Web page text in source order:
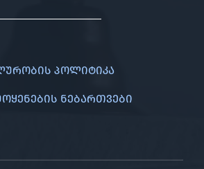
პოლიტიკა
ნებართვები